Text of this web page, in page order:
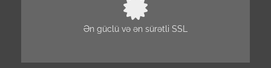
Ən güclü və ən sürətli SSL